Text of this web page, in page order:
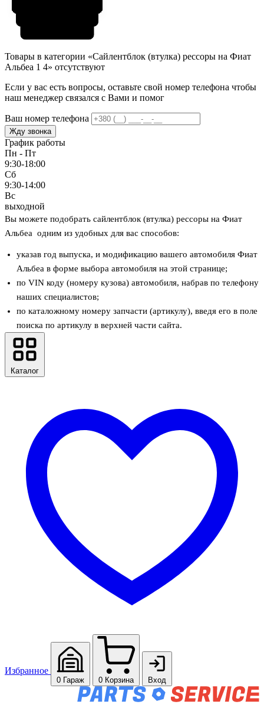
Товары в категории «Сайлентблок (втулка) рессоры на Фиат
Альбеа 1 4» отсутствуют
Если у вас есть вопросы, оставьте свой номер телефона чтобы
наш менеджер связался с Вами и помог
Ваш номер телефона
Жду звонка
График работы
Пн - Пт
9:30-18:00
Сб
9:30-14:00
Вс
выходной
Вы можете подобрать сайлентблок (втулка) рессоры на Фиат
Альбеа одним из удобных для вас способов:
указав год выпуска, и модификацию вашего автомобиля Фиат
Альбеа в форме выбора автомобиля на этой странице;
по VIN коду (номеру кузова) автомобиля, набрав по телефону
наших специалистов;
по каталожному номеру запчасти (артикулу), введя его в поле
поиска по артикулу в верхней части сайта.
Каталог
Избранное
0 Гараж 0 Корзина Вход